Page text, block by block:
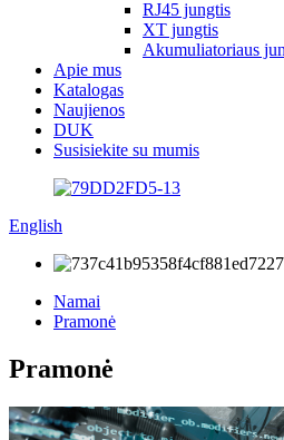
RJ45 jungtis
XT jungtis
Akumuliatoriaus
Apie mus
Katalogas
Naujienos
DUK
Susisiekite su mumis
English
Namai
Pramonė
Pramonė